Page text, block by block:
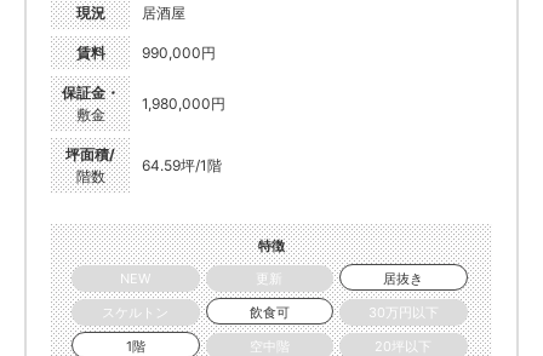
現況 居酒屋
賃料 990,000円
保証金・
敷金
1,980,000円
坪面積/
階数
64.59坪/1階
特徴
NEW
更新
居抜き
スケルトン
飲食可
30万円以下
1階
空中階
20坪以下